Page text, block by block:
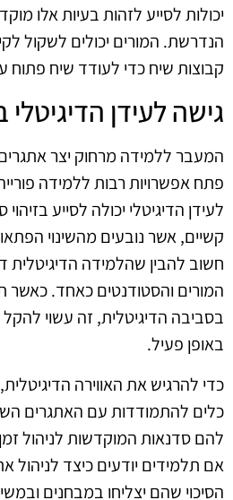
יכולות לסייע לזהות בעיות אלו
הנדרשת. המורים יכולים לשקול
קבוצות שיח כדי לעודד שיח פתוח
גישה לעידן
המעבר ללמידה מרחוק יצר
פתח אפשרויות רבות ללמידה
לעידן הדיגיטלי יכולה לסייע
קשיים, אשר נובעים מהשינוי
חשוב להבין שהלמידה
המורים והסטודנטים כאחד. כאשר
בסביבה הדיגיטלית, זה עשוי
באופן פעיל.
כדי להרגיש את האווירה
כלים להתמודדות עם האתגרים
להם סדנאות המוקדשות לניהול
אם תלמידים יודעים כיצד
הסיכוי שהם יצליחו במבחנים